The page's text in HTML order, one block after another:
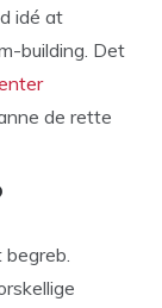
idé at
building. Det
de rette